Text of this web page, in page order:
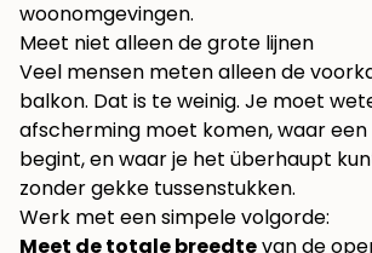
woonomgevingen.
Meet niet alleen de grote lijnen
Veel mensen meten alleen de
balkon. Dat is te weinig. Je moet
afscherming moet komen, waar
begint, en waar je het überhaupt
zonder gekke tussenstukken.
Werk met een simpele volgorde:
Meet de totale breedtevan de